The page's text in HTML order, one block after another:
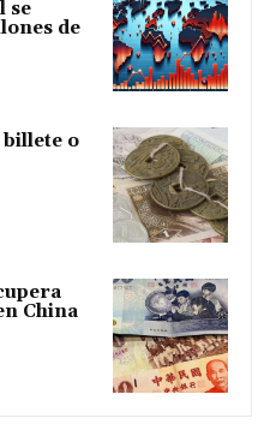
se
de
o
China